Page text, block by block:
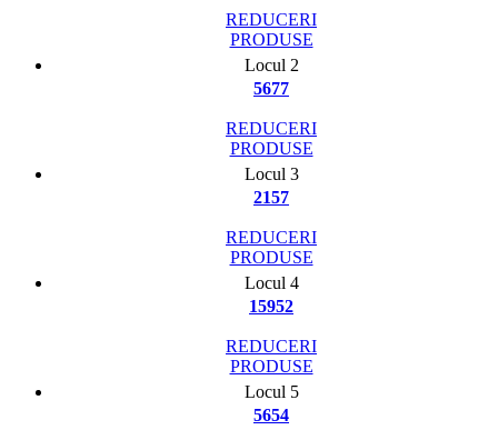
REDUCERI
PRODUSE
Locul 2
5677
REDUCERI
PRODUSE
Locul 3
2157
REDUCERI
PRODUSE
Locul 4
15952
REDUCERI
PRODUSE
Locul 5
5654